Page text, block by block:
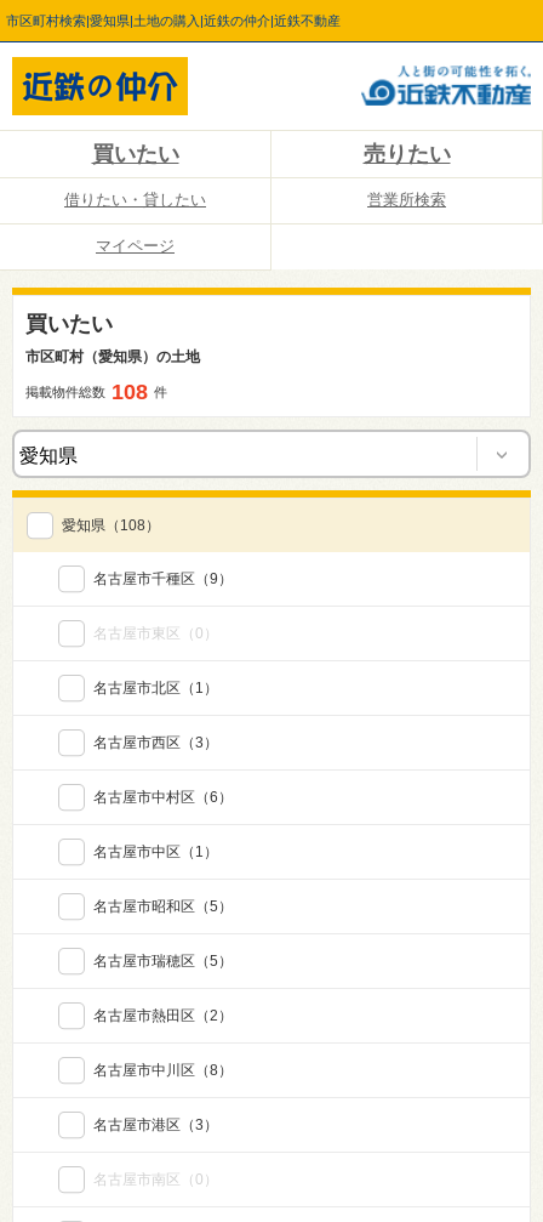
市区町村検索|愛知県|土地の購入|近鉄の仲介|近鉄不動産
買いたい 売りたい
借りたい・貸したい 営業所検索
マイページ
買いたい
市区町村（愛知県）の土地
掲載物件総数 108 件
愛知県 （108）
名古屋市千種区 （9）
名古屋市東区 （0）
名古屋市北区 （1）
名古屋市西区 （3）
名古屋市中村区 （6）
名古屋市中区 （1）
名古屋市昭和区 （5）
名古屋市瑞穂区 （5）
名古屋市熱田区 （2）
名古屋市中川区 （8）
名古屋市港区 （3）
名古屋市南区 （0）